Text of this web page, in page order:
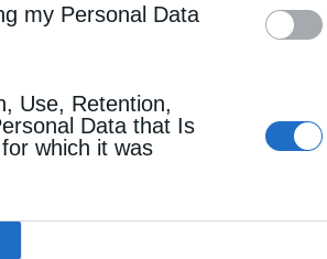
my Personal Data
Use, Retention,
Data that Is
which it was
από την
Θεού γίνεται «ἐν
λειψάνων ως φορέων
θησαύρισμα